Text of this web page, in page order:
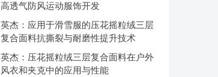
高透气防风运动服饰开发
英杰：应用于滑雪服的压花摇粒绒三层
复合面料抗撕裂与耐磨性提升技术
英杰：压花摇粒绒三层复合面料在户外
风衣和夹克中的应用与性能